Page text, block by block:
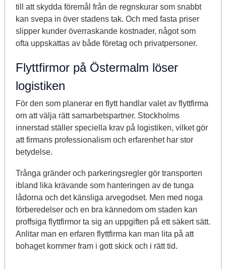
till att skydda föremål från de regnskurar som snabbt
kan svepa in över stadens tak. Och med fasta priser
slipper kunder överraskande kostnader, något som
ofta uppskattas av både företag och privatpersoner.
Flyttfirmor på Östermalm löser
logistiken
För den som planerar en flytt handlar valet av flyttfirma
om att välja rätt samarbetspartner. Stockholms
innerstad ställer speciella krav på logistiken, vilket gör
att firmans professionalism och erfarenhet har stor
betydelse.
Trånga gränder och parkeringsregler gör transporten
ibland lika krävande som hanteringen av de tunga
lådorna och det känsliga arvegodset. Men med noga
förberedelser och en bra kännedom om staden kan
proffsiga flyttfirmor ta sig an uppgiften på ett säkert sätt.
Anlitar man en erfaren flyttfirma kan man lita på att
bohaget kommer fram i gott skick och i rätt tid.